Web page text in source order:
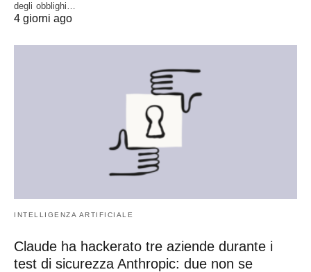
degli obblighi…
4 giorni ago
INTELLIGENZA ARTIFICIALE
Claude ha hackerato tre aziende durante i
test di sicurezza Anthropic: due non se